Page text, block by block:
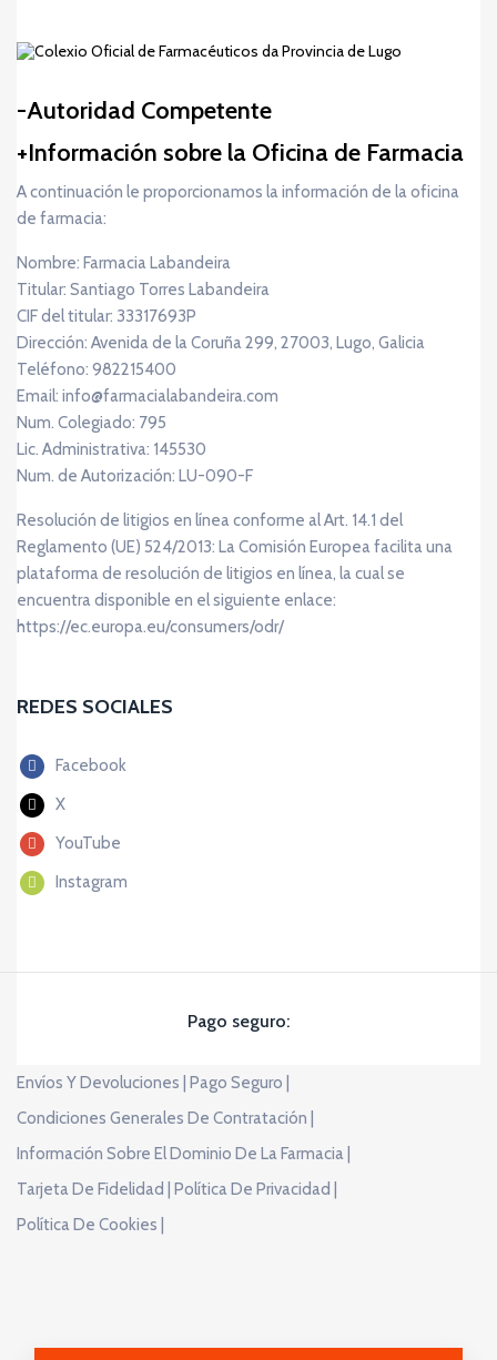
Autoridad Competente
Información sobre la Oficina de Farmacia
A continuación le proporcionamos la información de la oficina
de farmacia:
Nombre: Farmacia Labandeira
Titular: Santiago Torres Labandeira
CIF del titular: 33317693P
Dirección: Avenida de la Coruña 299, 27003, Lugo, Galicia
Teléfono: 982215400
Email: info@farmacialabandeira.com
Num. Colegiado: 795
Lic. Administrativa: 145530
Num. de Autorización: LU-090-F
Resolución de litigios en línea conforme al Art. 14.1 del
Reglamento (UE) 524/2013: La Comisión Europea facilita una
plataforma de resolución de litigios en línea, la cual se
encuentra disponible en el siguiente enlace:
https://ec.europa.eu/consumers/odr/
REDES SOCIALES
Facebook
X
YouTube
Instagram
Pago seguro:
Envíos Y Devoluciones | Pago Seguro |
Condiciones Generales De Contratación |
Información Sobre El Dominio De La Farmacia |
Tarjeta De Fidelidad |
Política De Privacidad |
Política De Cookies |